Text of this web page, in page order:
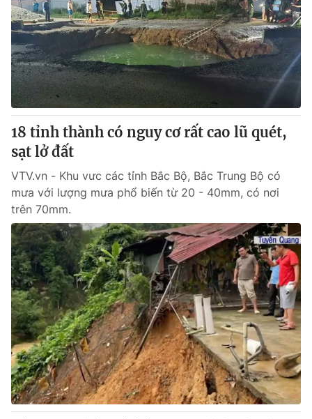
18 tỉnh thành có nguy cơ rất cao lũ quét,
sạt lở đất
VTV.vn - Khu vưc các tỉnh Bắc Bộ, Bắc Trung Bộ có
mưa với lượng mưa phổ biến từ 20 - 40mm, có nơi
trên 70mm.